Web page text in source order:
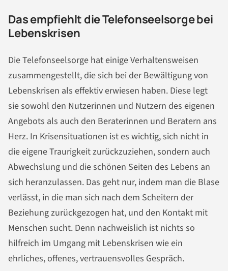
Das empfiehlt die Telefonseelsorge bei
Lebenskrisen
Die Telefonseelsorge hat einige Verhaltensweisen
zusammengestellt, die sich bei der Bewältigung von
Lebenskrisen als effektiv erwiesen haben. Diese legt
sie sowohl den Nutzerinnen und Nutzern des eigenen
Angebots als auch den Beraterinnen und Beratern ans
Herz. In Krisensituationen ist es wichtig, sich nicht in
die eigene Traurigkeit zurückzuziehen, sondern auch
Abwechslung und die schönen Seiten des Lebens an
sich heranzulassen. Das geht nur, indem man die Blase
verlässt, in die man sich nach dem Scheitern der
Beziehung zurückgezogen hat, und den Kontakt mit
Menschen sucht. Denn nachweislich ist nichts so
hilfreich im Umgang mit Lebenskrisen wie ein
ehrliches, offenes, vertrauensvolles Gespräch.